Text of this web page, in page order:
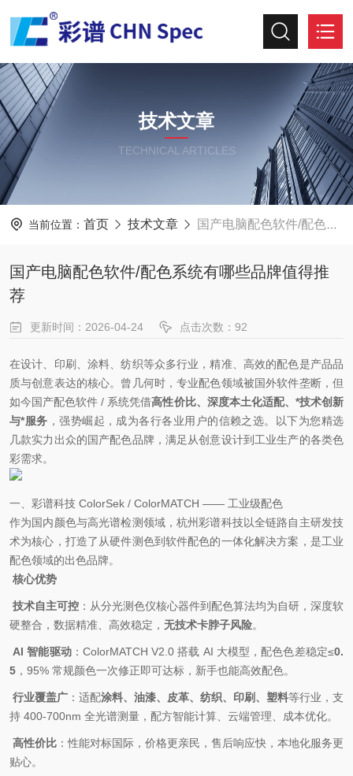
技术文章
TECHNICAL ARTICLES
当前位置： 首页 技术文章 国产电脑配色软件/配色系统有哪些品牌值得推荐
国产电脑配色软件/配色系统有哪些品牌值得推
荐
更新时间：2026-04-24 点击次数：92
在设计、印刷、涂料、纺织等众多行业，精准、高效的配色是产品品
质与创意表达的核心。曾几何时，专业配色领域被国外软件垄断，但
如今国产配色软件 / 系统凭借高性价比、深度本土化适配、*技术创新
与*服务 ，强势崛起，成为各行各业用户的信赖之选。以下为您精选
几款实力出众的国产配色品牌，满足从创意设计到工业生产的各类色
彩需求。
一、彩谱科技 ColorSek / ColorMATCH —— 工业级配色
作为国内颜色与高光谱检测领域，杭州彩谱科技以全链路自主研发技
术为核心，打造了从硬件测色到软件配色的一体化解决方案，是工业
配色领域的出色品牌。
核心优势
技术自主可控 ：从分光测色仪核心器件到配色算法均为自研，深度软
硬整合，数据精准、高效稳定， 无技术卡脖子风险。
AI 智能驱动：ColorMATCH V2.0 搭载 AI 大模型，配色色差稳定≤0.
5 ，95% 常规颜色一次修正即可达标，新手也能高效配色。
行业覆盖广 ：适配涂料、油漆、皮革、纺织、印刷、塑料等行业，支
持 400-700nm 全光谱测量，配方智能计算、云端管理、成本优化。
高性价比 ：性能对标国际，价格更亲民，售后响应快，本地化服务更
贴心。